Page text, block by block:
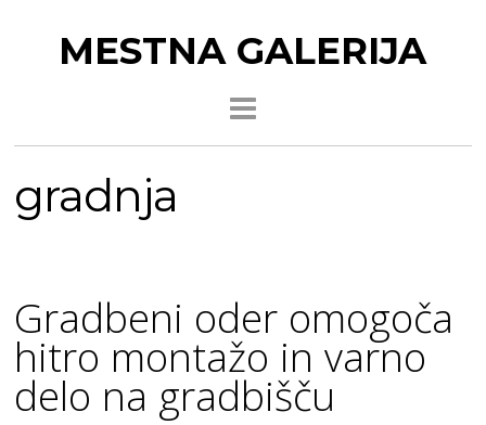
MESTNA GALERIJA
gradnja
Gradbeni oder omogoča
hitro montažo in varno
delo na gradbišču